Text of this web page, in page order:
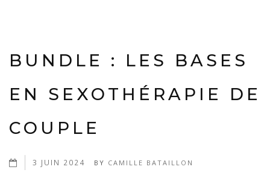
BUNDLE : LES BASES
EN SEXOTHÉRAPIE DE
COUPLE
3 JUIN 2024 BY CAMILLE BATAILLON